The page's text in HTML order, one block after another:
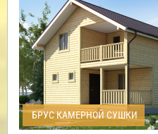
БРУС КАМЕРНОЙ СУШКИ